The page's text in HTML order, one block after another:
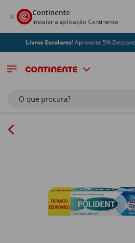
Continente
Instalar a aplicação Continente
Livros Escolares! Aproveite 5%
O que procura?